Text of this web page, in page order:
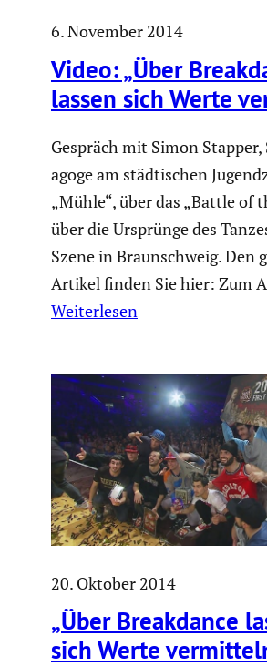
6. November 2014
Video: „Über
lassen sich Werte
Gespräch mit Simon
agoge am städti­schen
„Mühle“, über das „Battle of
über die Ursprünge des
Szene in Braun­schweig. Den
Artikel finden Sie hier: Zum
Weiterlesen
20. Oktober 2014
„Über Break­dance
sich Werte